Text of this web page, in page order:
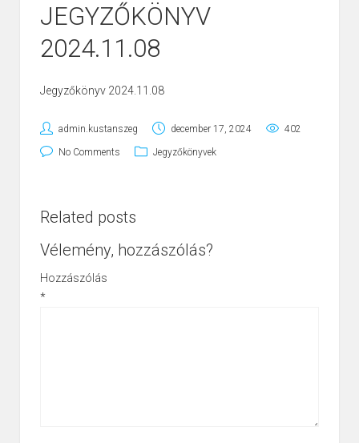
JEGYZŐKÖNYV
2024.11.08
Jegyzőkönyv 2024.11.08
admin.kustanszeg december 17, 2024 402
No Comments Jegyzőkönyvek
Related posts
Vélemény, hozzászólás?
Hozzászólás
*